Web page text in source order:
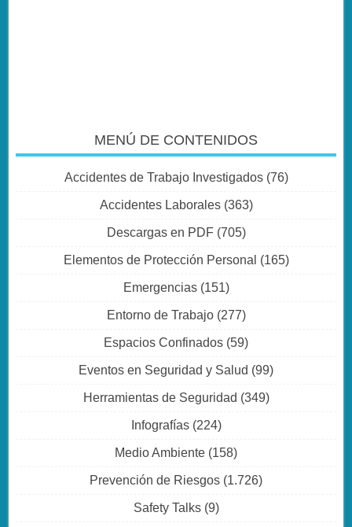
MENÚ DE CONTENIDOS
Accidentes de Trabajo Investigados(76)
Accidentes Laborales(363)
Descargas en PDF(705)
Elementos de Protección Personal (165)
Emergencias(151)
Entorno de Trabajo(277)
Espacios Confinados (59)
Eventos en Seguridad y Salud (99)
Herramientas de Seguridad (349)
Infografías(224)
Medio Ambiente (158)
Prevención de Riesgos (1.726)
Safety Talks(9)